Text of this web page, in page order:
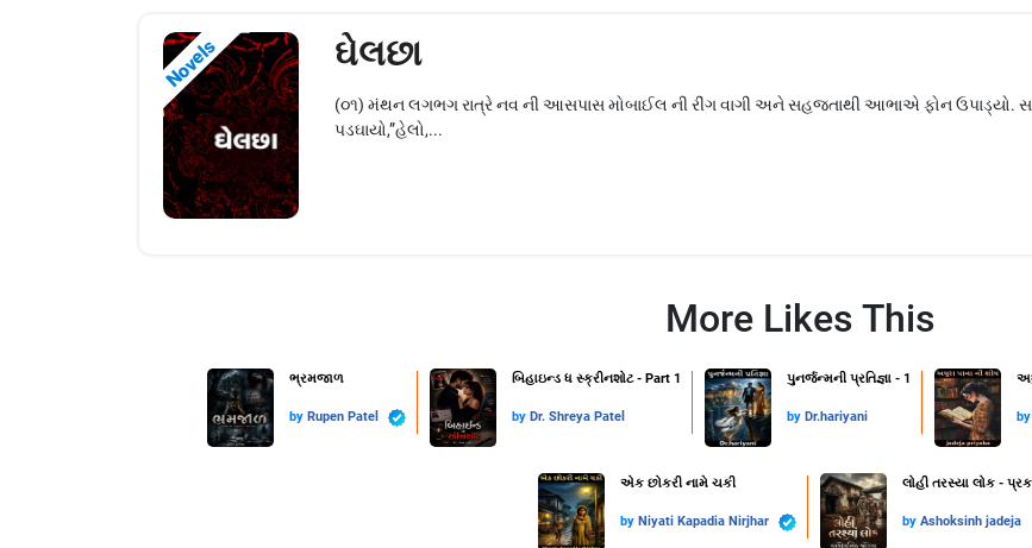
Novels ઘેલછા
(૦૧) મંથન લગભગ રાત્રે નવ ની આસપાસ મોબાઈલ ની રીંગ વાગી અને સહજતાથી આભાએ ફોન ઉપાડ્યો.
પડઘાયો,”હેલો,...
More Likes This
ભ્રમજાળ
by Rupen Patel
બિહાઇન્ડ ધ સ્ક્રીનશોટ - Part 1
by Dr. Shreya Patel
પુનર્જન્મની પ્રતિજ્ઞા - 1
by Dr.hariyani by
એક છોકરી નામે ચકી
by Niyati Kapadia Nirjhar
લોહી તરસ્યા લોક -
by Ashoksinh jadeja